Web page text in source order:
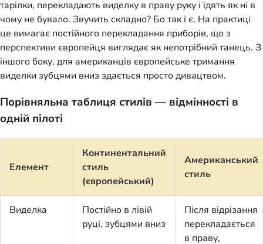
тарілки, перекладають виделку в праву руку і їдять як ні в
чому не бувало. Звучить складно? Бо так і є. На практиці
це вимагає постійного перекладання приборів, що з
перспективи європейця виглядає як непотрібний танець. З
іншого боку, для американців європейське тримання
виделки зубцями вниз здається просто дивацтвом.
Порівняльна таблиця стилів — відмінності в
одній пілоті
Елемент
Континентальний
стиль
(європейський)
Американський
стиль
Виделка
Постійно в лівій
руці, зубцями вниз
Після відрізання
перекладається
в праву,